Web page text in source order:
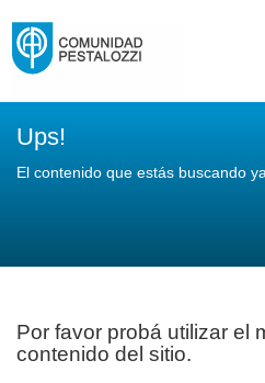
Ups!
El contenido que estás buscando
Por favor probá utilizar el
contenido del sitio.